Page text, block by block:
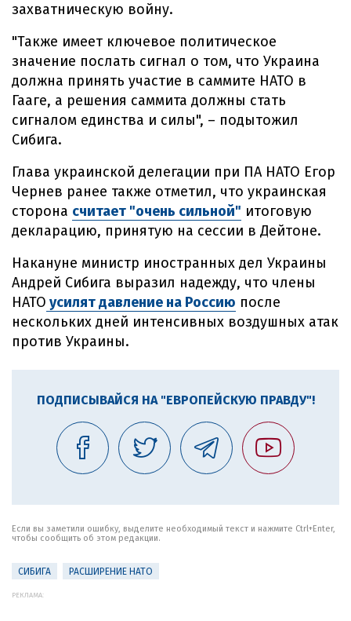
захватническую войну.
"Также имеет ключевое политическое
значение послать сигнал о том, что Украина
должна принять участие в саммите НАТО в
Гааге, а решения саммита должны стать
сигналом единства и силы", – подытожил
Сибига.
Глава украинской делегации при ПА НАТО Егор
Чернев ранее также отметил, что украинская
сторона считает "очень сильной" итоговую
декларацию, принятую на сессии в Дейтоне.
Накануне министр иностранных дел Украины
Андрей Сибига выразил надежду, что члены
НАТО усилят давление на Россию после
нескольких дней интенсивных воздушных атак
против Украины.
ПОДПИСЫВАЙСЯ НА "ЕВРОПЕЙСКУЮ ПРАВДУ"!
Если вы заметили ошибку, выделите необходимый текст и нажмите Ctrl+Enter,
чтобы сообщить об этом редакции.
СИБИГА РАСШИРЕНИЕ НАТО
РЕКЛАМА: